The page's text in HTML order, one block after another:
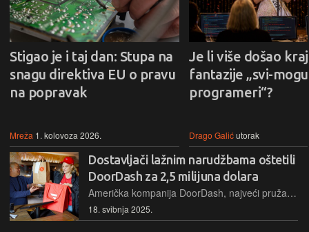
Stigao je i taj dan: Stupa na
snagu direktiva EU o pravu
na popravak
Mreža 1. kolovoza 2026.
Je li više došao kraj
fantazije „svi-
programeri“?
Drago Galićutorak
Dostavljači lažnim narudžbama oštetili
DoorDash za 2,5 milijuna dolara
Američka kompanija DoorDash, najveći pružatelj usluga dostave hrane preko aplikacije, oštećen je u organiziranoj kriminalnoj operaciji svojih dostavljača. Organizatoru prijeti 20 godina zatvora
18. svibnja 2025.